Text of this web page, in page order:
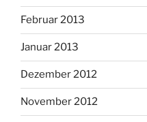
Februar 2013
Januar 2013
Dezember 2012
November 2012